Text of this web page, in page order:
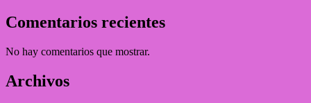
Comentarios recientes
No hay comentarios que mostrar.
Archivos